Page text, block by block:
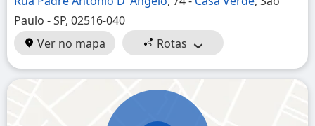
Paulo - SP, 02516-040
Ver no mapa
Rotas